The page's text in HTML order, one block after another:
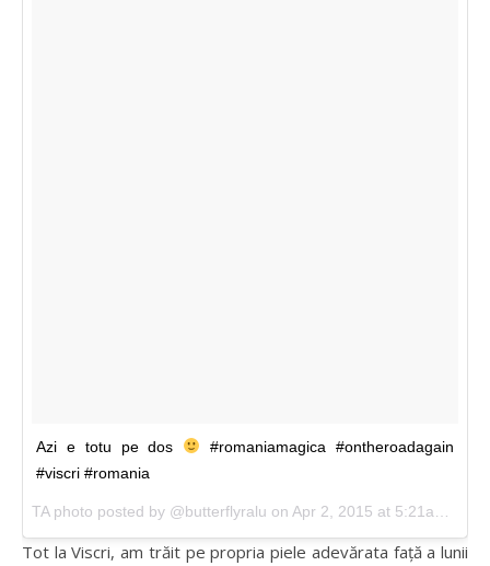
Azi e totu pe dos
#romaniamagica #ontheroadagain
#viscri #romania
Tot la Viscri, am trăit pe propria piele adevărata față a lunii